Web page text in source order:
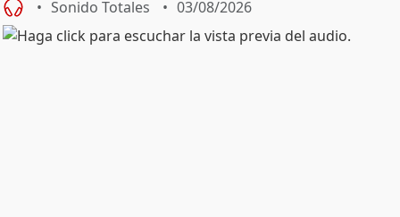
Sonido Totales 03/08/2026